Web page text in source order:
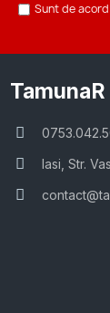
Sunt de
TamunaR
Iasi, Str.